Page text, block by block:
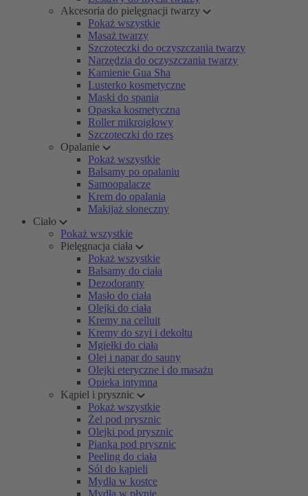
Akcesoria do pielęgnacji twarzy
Pokaż wszystkie
Masaż twarzy
Szczoteczki do oczyszczania twarzy
Narzędzia do oczyszczania twarzy
Kamienie Gua Sha
Lusterko kosmetyczne
Maski do spania
Opaska kosmetyczna
Roller mikroigłowy
Szczoteczki do rzęs
Opalanie
Pokaż wszystkie
Balsamy po opalaniu
Samoopalacze
Krem do opalania
Makijaż słoneczny
Ciało
Pokaż wszystkie
Pielęgnacja ciała
Pokaż wszystkie
Balsamy do ciała
Dezodoranty
Masło do ciała
Olejki do ciała
Kremy na celluit
Kremy do szyi i dekoltu
Mgiełki do ciała
Olej i napar do sauny
Olejki eteryczne i do masażu
Opieka intymna
Kąpiel i prysznic
Pokaż wszystkie
Żel pod prysznic
Olejki pod prysznic
Pianka pod prysznic
Peeling do ciała
Sól do kąpieli
Mydła w kostce
Mydła w płynie